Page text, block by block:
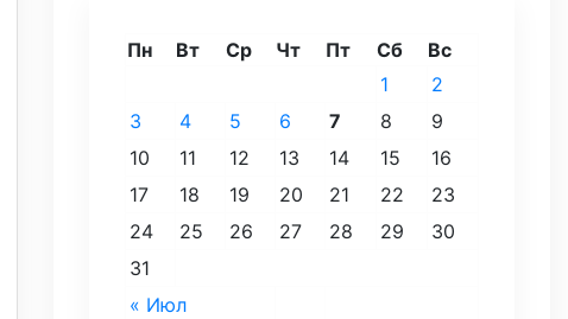
Пн Вт Ср Чт Пт Сб Вс
« Июл
1
2
3
4 5 6 7 8
9
10
11 12 13 14 15
16
17
18 19 20 21 22
23
24
25 26 27 28 29
30
31